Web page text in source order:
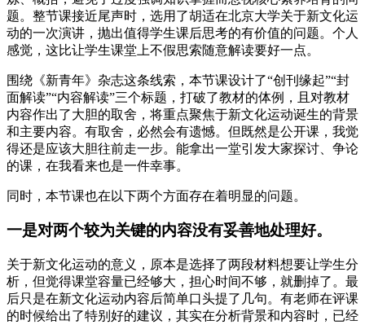
题。整节课接近尾声时，选用了胡适在北京大学关于新文化运
动的一次演讲，抛出值得学生课后思考的有价值的问题。个人
感觉，这比让学生课堂上不假思索随意解读要好一点。
围绕《新青年》杂志这条线索，本节课设计了“创刊缘起”“封
面解读”“内容解读”三个标题，打破了教材的体例，且对教材
内容作出了大胆的取舍，将重点聚焦于新文化运动诞生的背景
和主要内容。有取舍，必然会有遗憾。但既然是公开课，我觉
得还是应该大胆往前走一步。能拿出一堂引发大家探讨、争论
的课，在我看来也是一件幸事。
同时，本节课也在以下两个方面存在着明显的问题。
一是对两个较为关键的内容没有妥善地处理好。
关于新文化运动的意义，原本是选择了两段材料想要让学生分
析，但觉得课堂容量已经够大，担心时间不够，就删掉了。最
后只是在新文化运动内容后简单口头提了几句。有老师在评课
的时候给出了特别好的建议，其实在分析背景和内容时，已经